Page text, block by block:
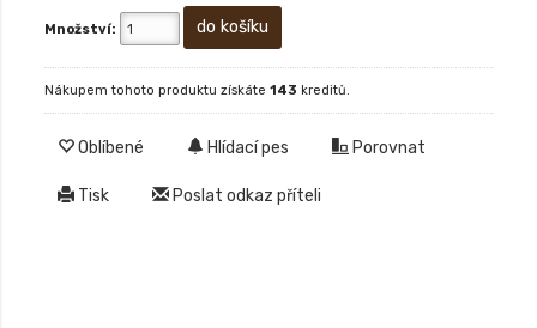
Množství:
Nákupem tohoto produktu získáte 143 kreditů.
Oblíbené Hlídací pes Porovnat
Tisk Poslat odkaz příteli